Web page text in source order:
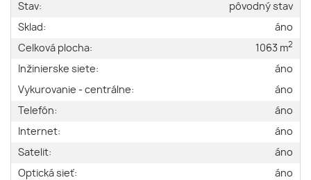
Stav:
pôvodný stav
Sklad:
áno
Celková plocha:
1063 m2
Inžinierske siete:
áno
Vykurovanie - centrálne:
áno
Telefón:
áno
Internet:
áno
Satelit:
áno
Optická sieť:
áno